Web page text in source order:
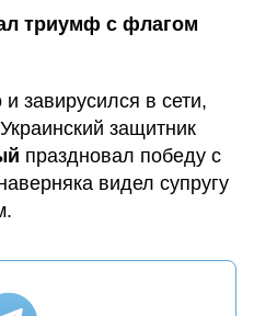
триумф с флагом
завирусился в сети,
защитник
праздновал победу с
видел супругу